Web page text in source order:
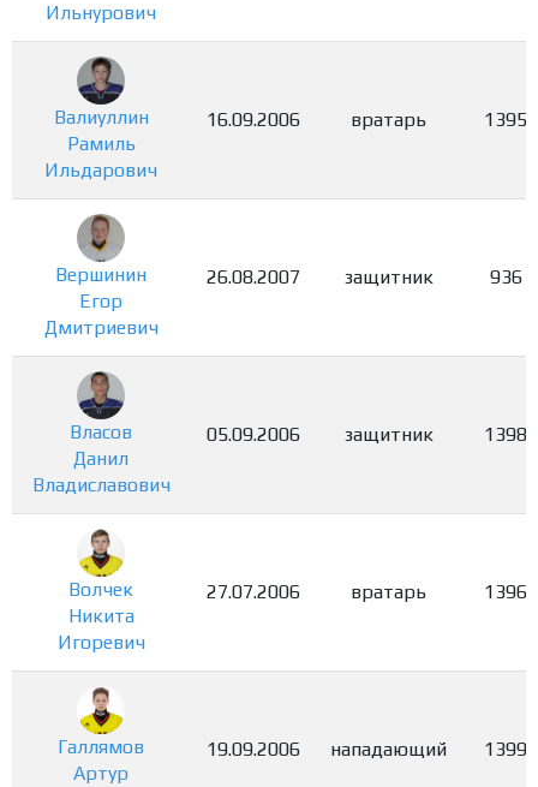
Ильнурович
Валиуллин
Рамиль
Ильдарович
16.09.2006 вратарь 1395
Вершинин
Егор
Дмитриевич
26.08.2007 защитник 936
Власов
Данил
Владиславович
05.09.2006 защитник 1398
Волчек
Никита
Игоревич
27.07.2006 вратарь 1396
Галлямов
Артур
19.09.2006 нападающий 1399